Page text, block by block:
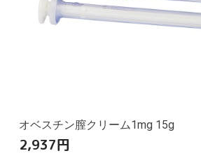
オベスチン膣クリーム1mg 15g
2,937円